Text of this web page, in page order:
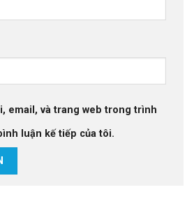
email, và trang web trong trình
luận kế tiếp của tôi.